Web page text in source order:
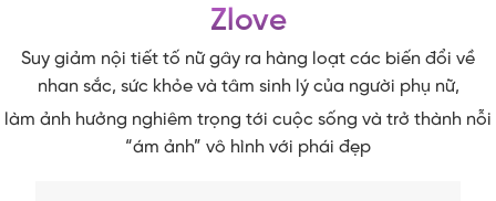
Zlove
Suy giảm nội tiết tố nữ gây ra hàng loạt các biến đổi về
nhan sắc, sức khỏe và tâm sinh lý của người phụ nữ,
làm ảnh hưởng nghiêm trọng tới cuộc sống và trở thành nỗi
“ám ảnh” vô hình với phái đẹp